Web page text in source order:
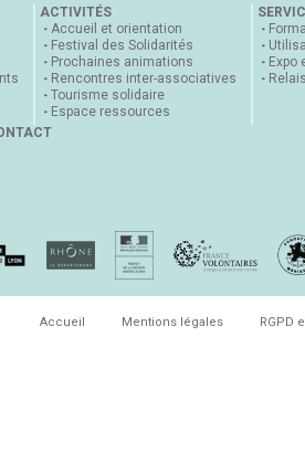
ACTIVITÉS
Accueil et orientation
Festival des Solidarités
Prochaines animations
Rencontres inter-associatives
Tourisme solidaire
Espace ressources
Expo
Accueil Mentions légales RGPD